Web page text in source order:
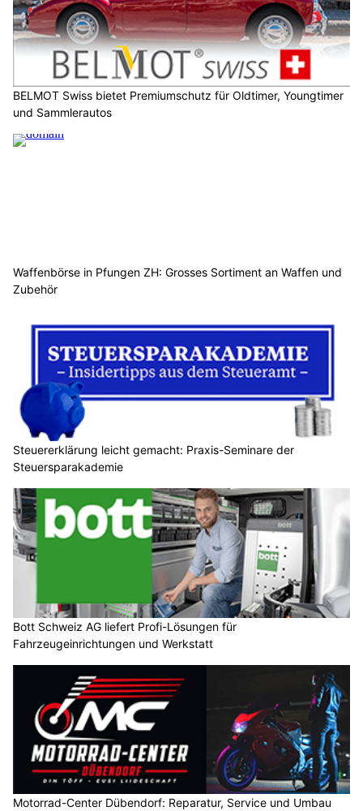
BELMOT Swiss bietet Premiumschutz für Oldtimer, Youngtimer
und Sammlerautos
Waffenbörse in Pfungen ZH: Grosses Sortiment an Waffen und
Zubehör
Steuererklärung leicht gemacht: Praxis-Seminare der
Steuersparakademie
Bott Schweiz AG liefert Profi-Lösungen für
Fahrzeugeinrichtungen und Werkstatt
Motorrad-Center Dübendorf: Reparatur, Service und Umbau